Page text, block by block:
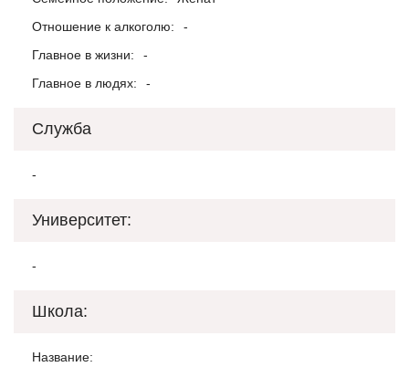
Отношение к алкоголю:
-
Главное в жизни:
-
Главное в людях:
-
Служба
-
Университет:
-
Школа:
Название: